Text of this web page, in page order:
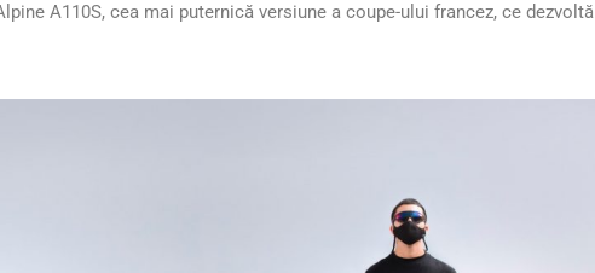
A110S, cea mai puternică versiune a coupe-ului francez, ce dezvoltă